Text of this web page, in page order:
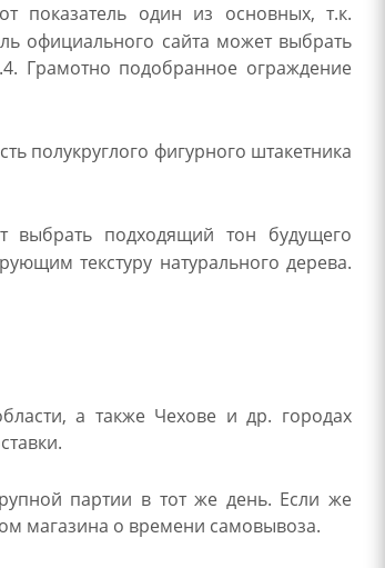
показатель один из основных, т.к.
официального сайта может выбрать
Грамотно подобранное ограждение
полукруглого фигурного штакетника
выбрать подходящий тон будущего
текстуру натурального дерева.
а также Чехове и др. городах
партии в тот же день. Если же
магазина о времени самовывоза.